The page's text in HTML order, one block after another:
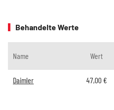
Behandelte Werte
Name Wert
Daimler 47,00€